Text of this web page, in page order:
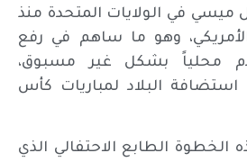
ميسي في الولايات المتحدة منذ
الأمريكي، وهو ما ساهم في رفع
محلياً بشكل غير مسبوق،
البلاد لمباريات كأس
الطابع الاحتفالي الذي